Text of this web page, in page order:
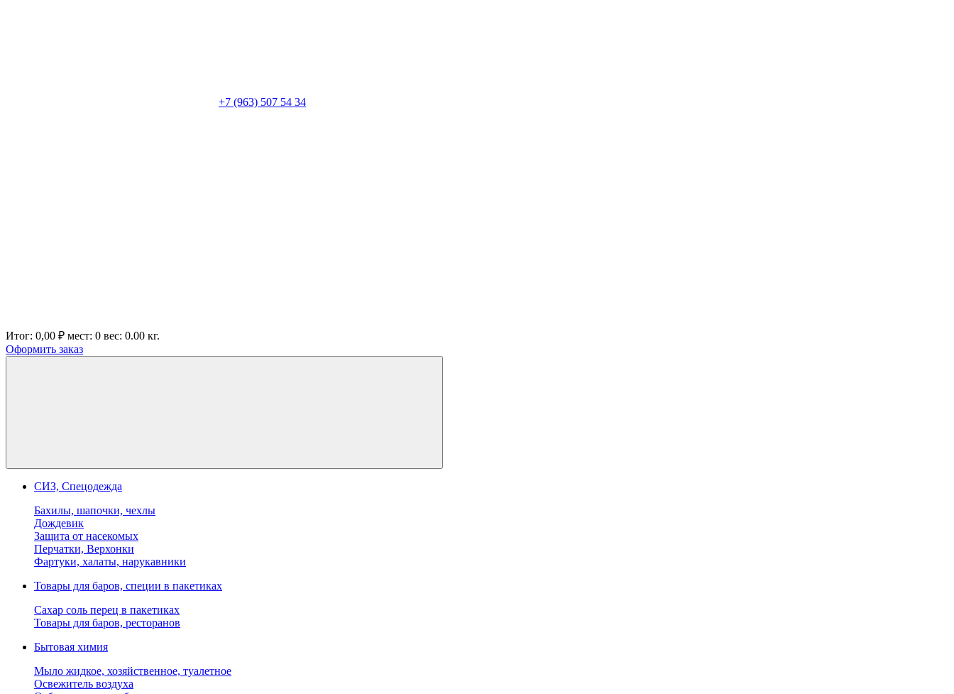
+7 (963) 507 54 34
Итог: 0,00 ₽ мест: 0 вес: 0.00 кг.
Оформить заказ
СИЗ, Спецодежда
Бахилы, шапочки, чехлы
Дождевик
Защита от насекомых
Перчатки, Верхонки
Фартуки, халаты, нарукавники
Товары для баров, специи в пакетиках
Сахар соль перец в пакетиках
Товары для баров, ресторанов
Бытовая химия
Мыло жидкое, хозяйственное, туалетное
Освежитель воздуха